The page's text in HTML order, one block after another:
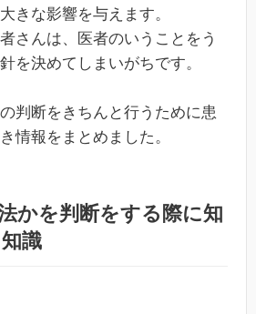
きな影響を与えます。
さんは、医者のいうことをう
を決めてしまいがちです。
判断をきちんと行うために患
情報をまとめました。
かを判断をする際に知
識